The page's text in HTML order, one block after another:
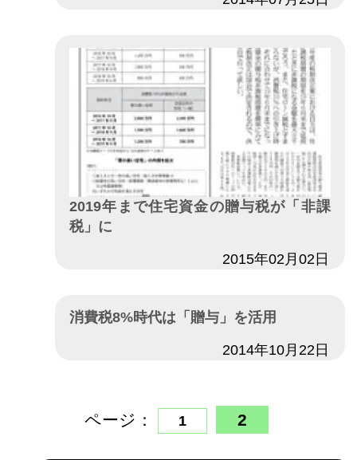
2019年まで住宅資金の贈与税が「非課
税」に
2015年02月02日
消費税8%時代は「贈与」を活用
2014年10月22日
ページ： 1 2